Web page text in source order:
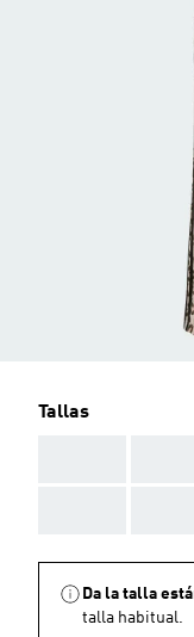
Tallas
Da la talla
talla habitual.